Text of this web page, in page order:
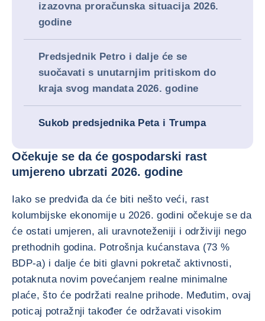
izazovna proračunska situacija 2026.
godine
Predsjednik Petro i dalje će se
suočavati s unutarnjim pritiskom do
kraja svog mandata 2026. godine
Sukob predsjednika Peta i Trumpa
Očekuje se da će gospodarski rast
umjereno ubrzati 2026. godine
Iako se predviđa da će biti nešto veći, rast
kolumbijske ekonomije u 2026. godini očekuje se da
će ostati umjeren, ali uravnoteženiji i održiviji nego
prethodnih godina. Potrošnja kućanstava (73 %
BDP-a) i dalje će biti glavni pokretač aktivnosti,
potaknuta novim povećanjem realne minimalne
plaće, što će podržati realne prihode. Međutim, ovaj
poticaj potražnji također će održavati visokim